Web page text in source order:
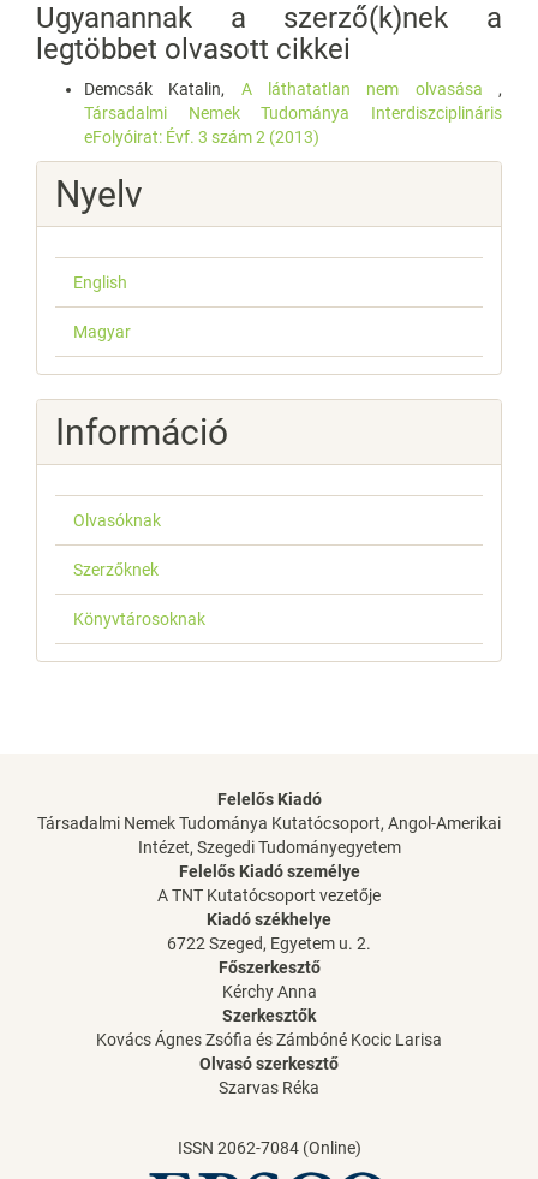
Ugyanannak a szerző(k)nek a
legtöbbet olvasott cikkei
Demcsák Katalin, A láthatatlan nem olvasása ,
Társadalmi Nemek Tudománya Interdiszciplináris
eFolyóirat: Évf. 3 szám 2 (2013)
Nyelv
English
Magyar
Információ
Olvasóknak
Szerzőknek
Könyvtárosoknak
Felelős Kiadó
Társadalmi Nemek Tudománya Kutatócsoport, Angol-Amerikai
Intézet, Szegedi Tudományegyetem
Felelős Kiadó személye
A TNT Kutatócsoport vezetője
Kiadó székhelye
6722 Szeged, Egyetem u. 2.
Főszerkesztő
Kérchy Anna
Szerkesztők
Kovács Ágnes Zsófia és Zámbóné Kocic Larisa
Olvasó szerkesztő
Szarvas Réka
ISSN 2062-7084 (Online)